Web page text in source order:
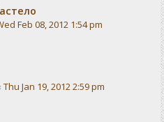
Feb 08, 2012 1:54 pm
Thu Jan 19, 2012 2:59 pm